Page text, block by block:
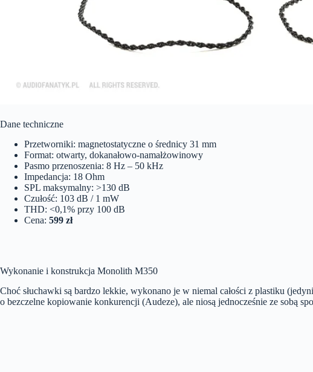
Dane techniczne
Przetworniki: magnetostatyczne o średnicy 31 mm
Format: otwarty, dokanałowo-namałżowinowy
Pasmo przenoszenia: 8 Hz – 50 kHz
Impedancja: 18 Ohm
SPL maksymalny: >130 dB
Czułość: 103 dB / 1 mW
THD: <0,1% przy 100 dB
Cena: 599 zł
Wykonanie i konstrukcja Monolith M350
Choć słuchawki są bardzo lekkie, wykonano je w niemal całości z plastiku
o bezczelne kopiowanie konkurencji (Audeze), ale niosą jednocześnie ze sobą